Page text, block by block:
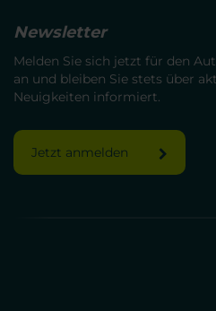
Newsletter
Melden Sie sich jetzt für den
an und bleiben Sie stets über
Neuigkeiten informiert.
Jetzt anmelden